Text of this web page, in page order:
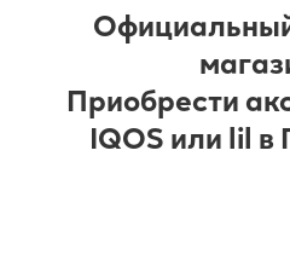
Приобрести
IQOS или lil в